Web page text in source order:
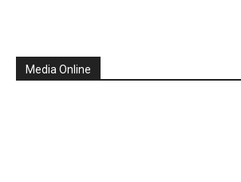
Media Online